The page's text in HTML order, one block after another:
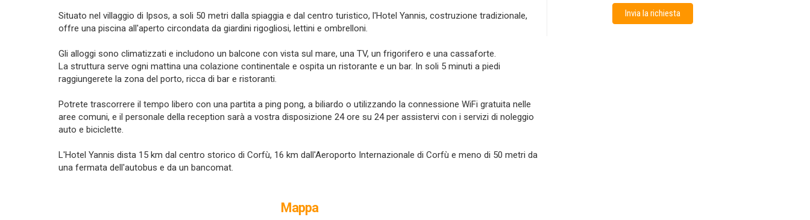
Situato nel villaggio di Ipsos, a soli 50 metri dalla spiaggia e dal centro turistico, l'Hotel Yannis, costruzione tradizionale,
offre una piscina all'aperto circondata da giardini rigogliosi, lettini e ombrelloni.
Gli alloggi sono climatizzati e includono un balcone con vista sul mare, una TV, un frigorifero e una cassaforte.
La struttura serve ogni mattina una colazione continentale e ospita un ristorante e un bar. In soli 5 minuti a piedi
raggiungerete la zona del porto, ricca di bar e ristoranti.
Potrete trascorrere il tempo libero con una partita a ping pong, a biliardo o utilizzando la connessione WiFi gratuita nelle
aree comuni, e il personale della reception sarà a vostra disposizione 24 ore su 24 per assistervi con i servizi di noleggio
auto e biciclette.
L'Hotel Yannis dista 15 km dal centro storico di Corfù, 16 km dall'Aeroporto Internazionale di Corfù e meno di 50 metri da
una fermata dell'autobus e da un bancomat.
Mappa
Invia la richiesta